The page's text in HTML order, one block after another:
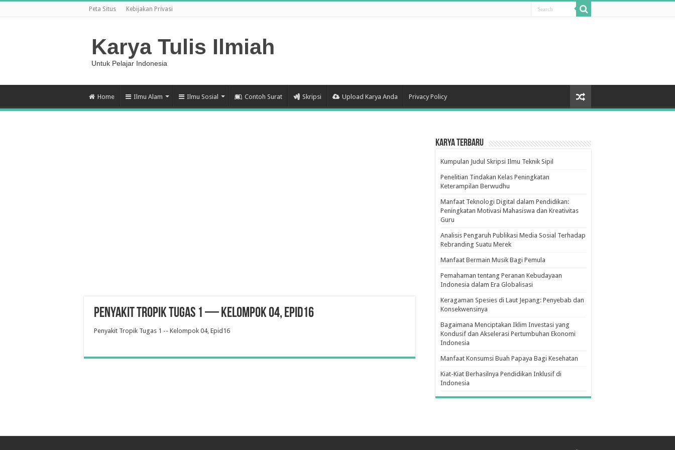
Peta Situs Kebijakan Privasi
Karya Tulis Ilmiah
Untuk Pelajar Indonesia
Home Ilmu Alam Ilmu Sosial Contoh Surat Skripsi Upload Karya Anda Privacy Policy
Penyakit Tropik Tugas 1 — Kelompok 04, Epid16
Penyakit Tropik Tugas 1 -- Kelompok 04, Epid16
Karya Terbaru
Kumpulan Judul Skripsi Ilmu Teknik Sipil
Penelitian Tindakan Kelas Peningkatan
Keterampilan Berwudhu
Manfaat Teknologi Digital dalam Pendidikan:
Peningkatan Motivasi Mahasiswa dan Kreativitas
Guru
Analisis Pengaruh Publikasi Media Sosial Terhadap
Rebranding Suatu Merek
Manfaat Bermain Musik Bagi Pemula
Pemahaman tentang Peranan Kebudayaan
Indonesia dalam Era Globalisasi
Keragaman Spesies di Laut Jepang: Penyebab dan
Konsekwensinya
Bagaimana Menciptakan Iklim Investasi yang
Kondusif dan Akselerasi Pertumbuhan Ekonomi
Indonesia
Manfaat Konsumsi Buah Papaya Bagi Kesehatan
Kiat-Kiat Berhasilnya Pendidikan Inklusif di
Indonesia